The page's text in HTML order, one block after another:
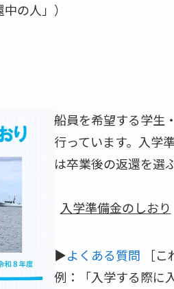
の人」）
船員を希望する学生
行っています。入学
は卒業後の返還を選
入学準備金のしおり
▶よくある質問 ［
例：「入学する際に